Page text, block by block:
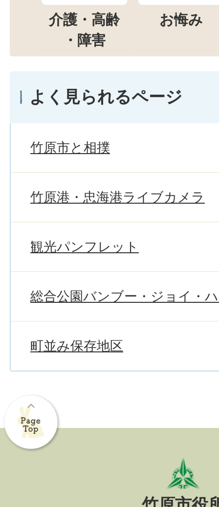
介護・高齢
・障害
お悔み
よく見られるページ
竹原市と相撲
竹原港・忠海港ライブカメラ
観光パンフレット
総合公園バンブー・ジョイ・
町並み保存地区